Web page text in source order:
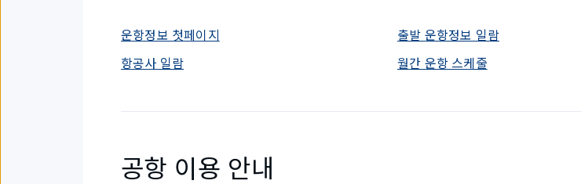
운항정보 첫페이지 출발 운항정보 일람
항공사 일람
월간 운항 스케줄
공항 이용 안내